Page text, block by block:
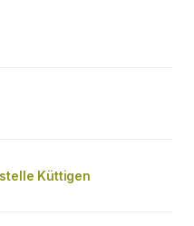
Küttigen